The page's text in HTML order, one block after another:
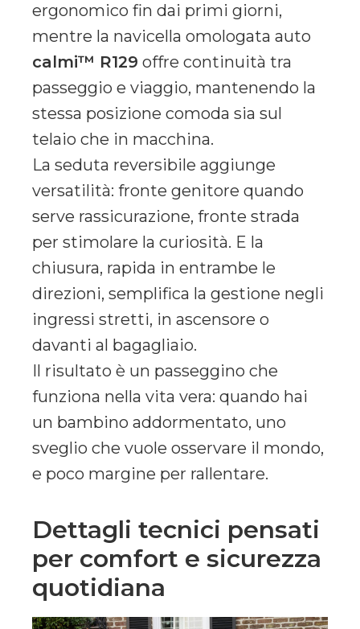
ergonomico fin dai primi giorni,
mentre la navicella omologata auto
calmi™ R129 offre continuità tra
passeggio e viaggio, mantenendo la
stessa posizione comoda sia sul
telaio che in macchina.
La seduta reversibile aggiunge
versatilità: fronte genitore quando
serve rassicurazione, fronte strada
per stimolare la curiosità. E la
chiusura, rapida in entrambe le
direzioni, semplifica la gestione negli
ingressi stretti, in ascensore o
davanti al bagagliaio.
Il risultato è un passeggino che
funziona nella vita vera: quando hai
un bambino addormentato, uno
sveglio che vuole osservare il mondo,
e poco margine per rallentare.
Dettagli tecnici pensati
per comfort e sicurezza
quotidiana